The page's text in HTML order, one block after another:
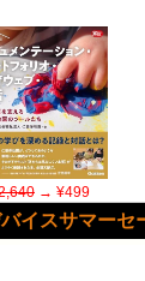
→ ¥499
イスサマーセ